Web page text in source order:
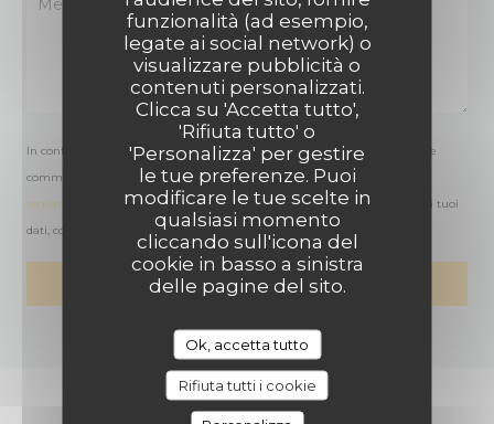
funzionalità (ad esempio,
legate ai social network) o
visualizzare pubblicità o
contenuti personalizzati.
Clicca su 'Accetta tutto',
'Rifiuta tutto' o
'Personalizza' per gestire
le tue preferenze. Puoi
modificare le tue scelte in
qualsiasi momento
cliccando sull'icona del
cookie in basso a sinistra
delle pagine del sito.
Ok, accetta tutto
Rifiuta tutti i cookie
In conformità al Codice del Consumo, hai il diritto di opporti alle chiamate
commerciali iscrivendoti al Registro Pubblico delle Opposizioni:
registrodelleopposizioni.it . Per maggiori informazioni sul trattamento dei tuoi
dati, consulta la nostra
informativa sulla privacy